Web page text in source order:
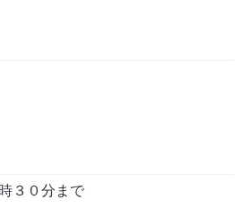
３０分まで